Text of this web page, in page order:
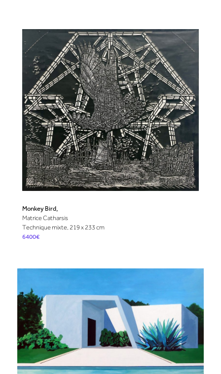
Monkey Bird,
Matrice Catharsis
Technique mixte, 219 x 233 cm
6400€